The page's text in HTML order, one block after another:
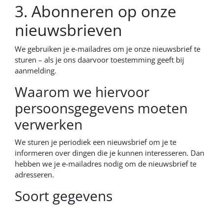
3. Abonneren op onze
nieuwsbrieven
We gebruiken je e-mailadres om je onze nieuwsbrief te
sturen – als je ons daarvoor toestemming geeft bij
aanmelding.
Waarom we hiervoor
persoonsgegevens moeten
verwerken
We sturen je periodiek een nieuwsbrief om je te
informeren over dingen die je kunnen interesseren. Dan
hebben we je e-mailadres nodig om de nieuwsbrief te
adresseren.
Soort gegevens